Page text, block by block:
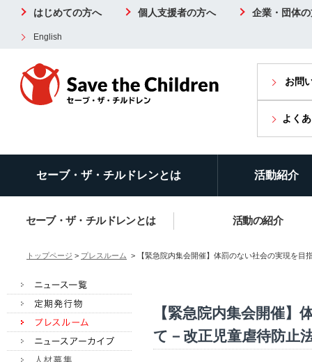
はじめての方へ 個人支援者の方へ 企業・団体
English
お問
よく
セーブ・ザ・チルドレンとは 活動紹介
セーブ・ザ・チルドレンとは 活動の紹介
トップページ > プレスルーム > 【緊急院内集会開催】体罰のない社会の実現を目
【緊急院内集会開催
て－改正児童虐待防止